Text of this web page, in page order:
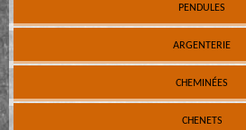
PENDULES
ARGENTERIE
CHEMINÉES
CHENETS